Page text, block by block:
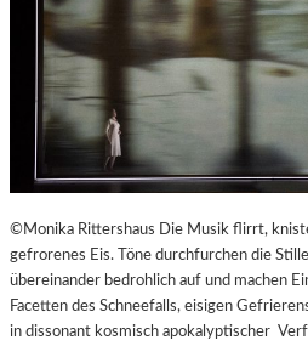
©Monika Rittershaus Die Musik flirrt,
gefrorenes Eis. Töne durchfurchen die
übereinander bedrohlich auf und machen
Facetten des Schneefalls, eisigen
in dissonant kosmisch apokalyptischer